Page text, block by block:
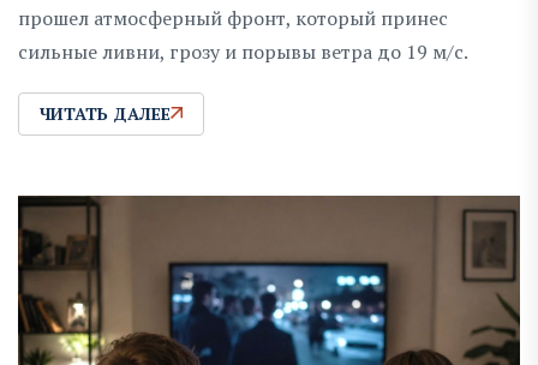
прошел атмосферный фронт, который принес
сильные ливни, грозу и порывы ветра до 19 м/с.
ЧИТАТЬ ДАЛЕЕ